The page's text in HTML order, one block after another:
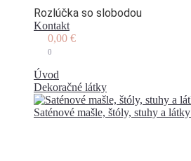
Rozlúčka so slobodou
Kontakt
0,00 €
0
Úvod
Dekoračné látky
Saténové mašle, štóly, stuhy a látky